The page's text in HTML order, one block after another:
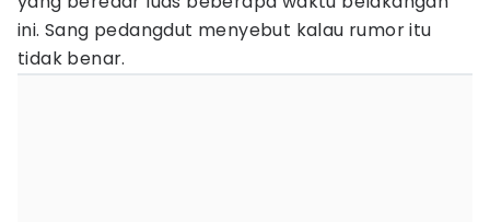
ini. Sang pedangdut menyebut kalau rumor itu
tidak benar.